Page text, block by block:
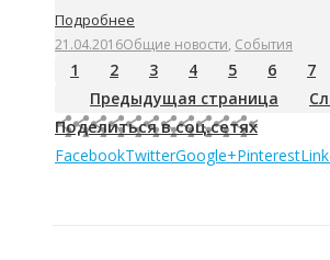
Подробнее
21.04.2016Общие новости, События
1 2 3 4 5 6 7
Предыдущая страница
Поделиться в соц.сетях
FacebookTwitterGoogle+Pinterest